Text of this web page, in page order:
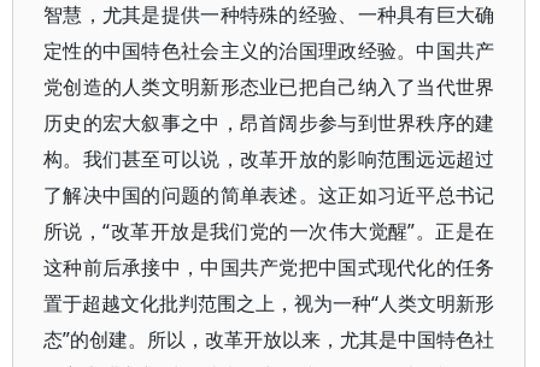
智慧，尤其是提供一种特殊的经验、一种具有巨大确
定性的中国特色社会主义的治国理政经验。中国共产
党创造的人类文明新形态业已把自己纳入了当代世界
历史的宏大叙事之中，昂首阔步参与到世界秩序的建
构。我们甚至可以说，改革开放的影响范围远远超过
了解决中国的问题的简单表述。这正如习近平总书记
所说，“改革开放是我们党的一次伟大觉醒”。正是在
这种前后承接中，中国共产党把中国式现代化的任务
置于超越文化批判范围之上，视为一种“人类文明新形
态”的创建。所以，改革开放以来，尤其是中国特色社